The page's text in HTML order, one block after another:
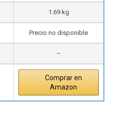
1.69 kg
Precio no disponible
–
Comprar en
Amazon